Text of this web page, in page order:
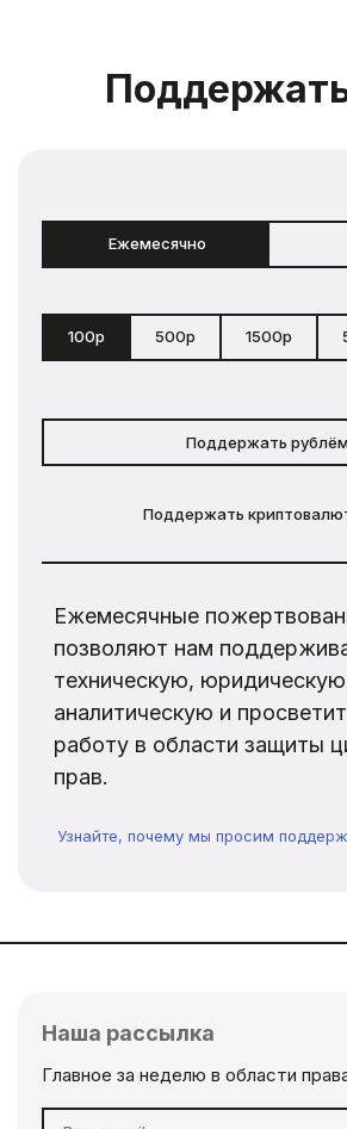
Ежемесячно
100р 500р 1500р
Поддержать
Поддержать
Ежемесячные
позволяют нам
техническую,
аналитическую и
работу в области защиты
прав.
Узнайте, почему мы просим
Наша рассылка
Главное за неделю в области